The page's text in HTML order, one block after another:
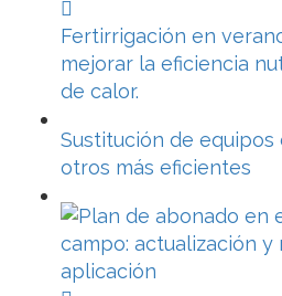
Fertirrigación en
mejorar la eficiencia
de calor.
Sustitución de
otros más eficientes